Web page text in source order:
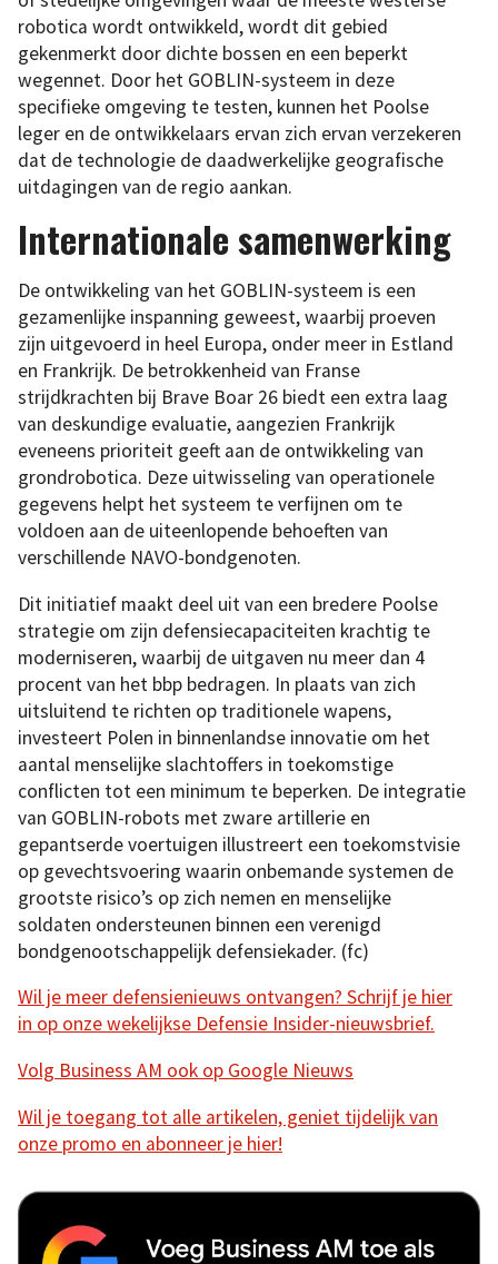
robotica wordt ontwikkeld, wordt dit gebied
gekenmerkt door dichte bossen en een beperkt
wegennet. Door het GOBLIN-systeem in deze
specifieke omgeving te testen, kunnen het Poolse
leger en de ontwikkelaars ervan zich ervan verzekeren
dat de technologie de daadwerkelijke geografische
uitdagingen van de regio aankan.
Internationale samenwerking
De ontwikkeling van het GOBLIN-systeem is een
gezamenlijke inspanning geweest, waarbij proeven
zijn uitgevoerd in heel Europa, onder meer in Estland
en Frankrijk. De betrokkenheid van Franse
strijdkrachten bij Brave Boar 26 biedt een extra laag
van deskundige evaluatie, aangezien Frankrijk
eveneens prioriteit geeft aan de ontwikkeling van
grondrobotica. Deze uitwisseling van operationele
gegevens helpt het systeem te verfijnen om te
voldoen aan de uiteenlopende behoeften van
verschillende NAVO-bondgenoten.
Dit initiatief maakt deel uit van een bredere Poolse
strategie om zijn defensiecapaciteiten krachtig te
moderniseren, waarbij de uitgaven nu meer dan 4
procent van het bbp bedragen. In plaats van zich
uitsluitend te richten op traditionele wapens,
investeert Polen in binnenlandse innovatie om het
aantal menselijke slachtoffers in toekomstige
conflicten tot een minimum te beperken. De integratie
van GOBLIN-robots met zware artillerie en
gepantserde voertuigen illustreert een toekomstvisie
op gevechtsvoering waarin onbemande systemen de
grootste risico’s op zich nemen en menselijke
soldaten ondersteunen binnen een verenigd
bondgenootschappelijk defensiekader. (fc)
Wil je meer defensienieuws ontvangen? Schrijf je hier
in op onze wekelijkse Defensie Insider-nieuwsbrief.
Volg Business AM ook op Google Nieuws
Wil je toegang tot alle artikelen, geniet tijdelijk van
onze promo en abonneer je hier!